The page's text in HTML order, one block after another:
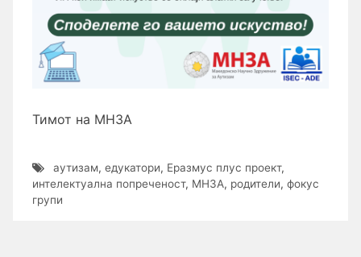
Тимот на МНЗА
аутизам, едукатори, Еразмус плус проект,
интелектуална попреченост, МНЗА, родители, фокус
групи